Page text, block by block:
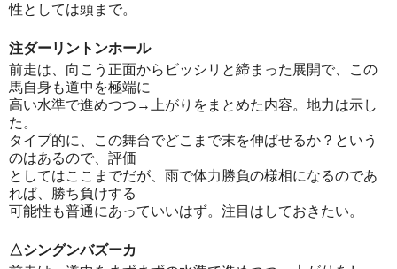
性としては頭まで。
注ダーリントンホール
前走は、向こう正面からビッシリと締まった展開で、この
馬自身も道中を極端に
高い水準で進めつつ→上がりをまとめた内容。地力は示し
た。
タイプ的に、この舞台でどこまで末を伸ばせるか？という
のはあるので、評価
としてはここまでだが、雨で体力勝負の様相になるのであ
れば、勝ち負けする
可能性も普通にあっていいはず。注目はしておきたい。
△シングンバズーカ